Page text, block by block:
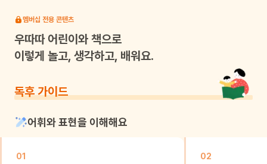
멤버십 전용 콘텐츠
우따따어린이와 책으로
이렇게 놀고, 생각하고, 배워요.
독후 가이드
어휘와 표현을 이해해요
01 02